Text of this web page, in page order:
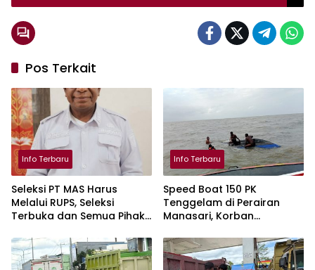
Pos Terkait
Info Terbaru
Seleksi PT MAS Harus
Melalui RUPS, Seleksi
Terbuka dan Semua Pihak
Info Terbaru
Speed Boat 150 PK
Tenggelam di Perairan
Manasari, Korban